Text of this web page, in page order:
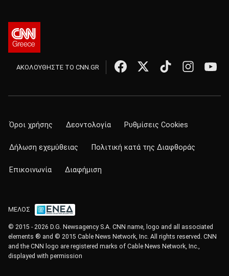
ΑΚΟΛΟΥΘΗΣΤΕ ΤΟ CNN.GR
Όροι χρήσης Δεοντολογία Ρυθμίσεις Cookies
Δήλωση εχεμύθειας Πολιτική κατά της Διαφθοράς
Επικοινωνία Διαφήμιση
ΜΕΛΟΣ
© 2015 - 2026 D.G. Newsagency S.A. CNN name, logo and all associated
elements ® and © 2015 Cable News Network, Inc. All rights reserved. CNN
and the CNN logo are registered marks of Cable News Network, Inc.,
displayed with permission